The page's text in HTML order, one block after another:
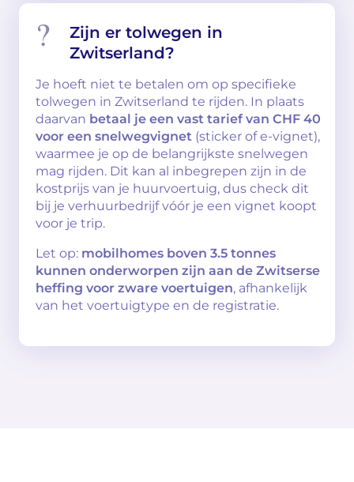
Zijn er tolwegen in
Zwitserland?
Je hoeft niet te betalen om op specifieke
tolwegen in Zwitserland te rijden. In plaats
daarvan betaal je een vast tarief van CHF 40
voor een snelwegvignet (sticker of e-vignet),
waarmee je op de belangrijkste snelwegen
mag rijden. Dit kan al inbegrepen zijn in de
kostprijs van je huurvoertuig, dus check dit
bij je verhuurbedrijf vóór je een vignet koopt
voor je trip.
Let op: mobilhomes boven 3.5 tonnes
kunnen onderworpen zijn aan de Zwitserse
heffing voor zware voertuigen, afhankelijk
van het voertuigtype en de registratie.